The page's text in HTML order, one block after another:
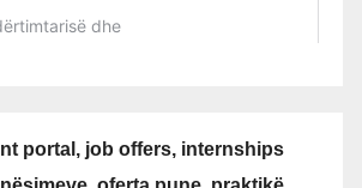
portal, job offers, internships